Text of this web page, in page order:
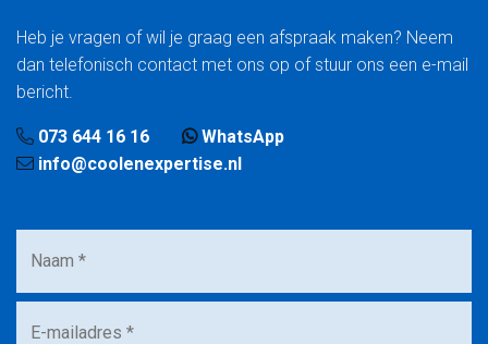
Heb je vragen of wil je graag een afspraak maken? Neem
dan telefonisch contact met ons op of stuur ons een e-mail
bericht.
073 644 16 16
WhatsApp
info@coolenexpertise.nl
mailadres
*